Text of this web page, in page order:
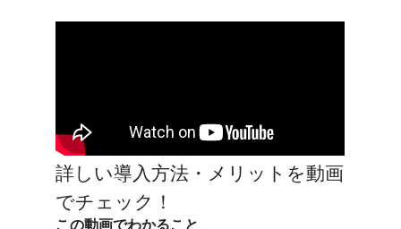
詳しい導入方法・メリットを動画
でチェック！
この動画でわかること